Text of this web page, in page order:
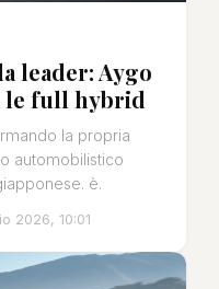
leader: Aygo
le full hybrid
la propria
automobilistico
è.
2026, 10:01